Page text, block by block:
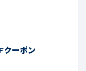
クーポン